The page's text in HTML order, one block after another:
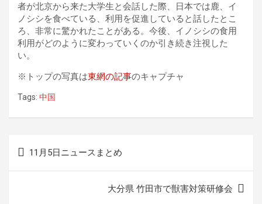
者が北京から来た大学生と会話した際、日本では鹿、イ
ノシシを食べている、利用を促進していると話したとこ
ろ、非常に驚かれたことがある。今後、イノシシの食用
利用がどのように変わっていくのか引き続き注視した
い。
※トップの写真は東網の記事のキャプチャ
Tags: 中国
11月5日ニュースまとめ
大分県 竹田市で獣害対策研修会